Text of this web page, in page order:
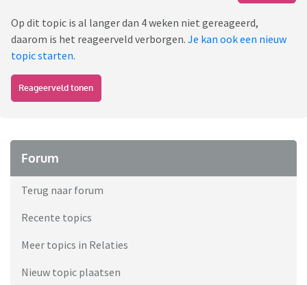
Op dit topic is al langer dan 4 weken niet gereageerd,
daarom is het reageerveld verborgen. Je kan ook een nieuw
topic starten.
Reageerveld tonen
Forum
Terug naar forum
Recente topics
Meer topics in Relaties
Nieuw topic plaatsen